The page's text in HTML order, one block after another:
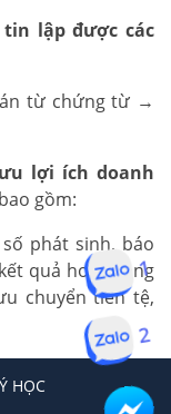
lập được các
từ chứng từ →
lợi ích doanh
gồm:
phát sinh, báo
quả hoạt động
chuyển tiền tệ,
TNCN, TNDN
KÍ HỌC
facebook
HỌC
1
2